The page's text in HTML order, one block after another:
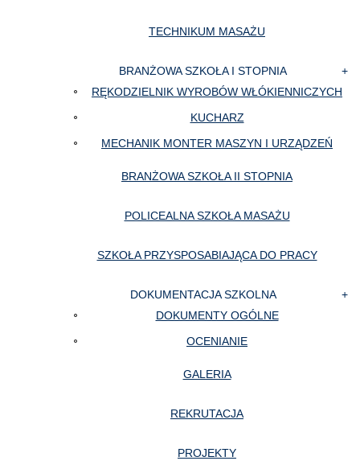
TECHNIKUM MASAŻU
BRANŻOWA SZKOŁA I STOPNIA
RĘKODZIELNIK WYROBÓW WŁÓKIENNICZYCH
KUCHARZ
MECHANIK MONTER MASZYN I URZĄDZEŃ
BRANŻOWA SZKOŁA II STOPNIA
POLICEALNA SZKOŁA MASAŻU
SZKOŁA PRZYSPOSABIAJĄCA DO PRACY
DOKUMENTACJA SZKOLNA
DOKUMENTY OGÓLNE
OCENIANIE
GALERIA
REKRUTACJA
PROJEKTY